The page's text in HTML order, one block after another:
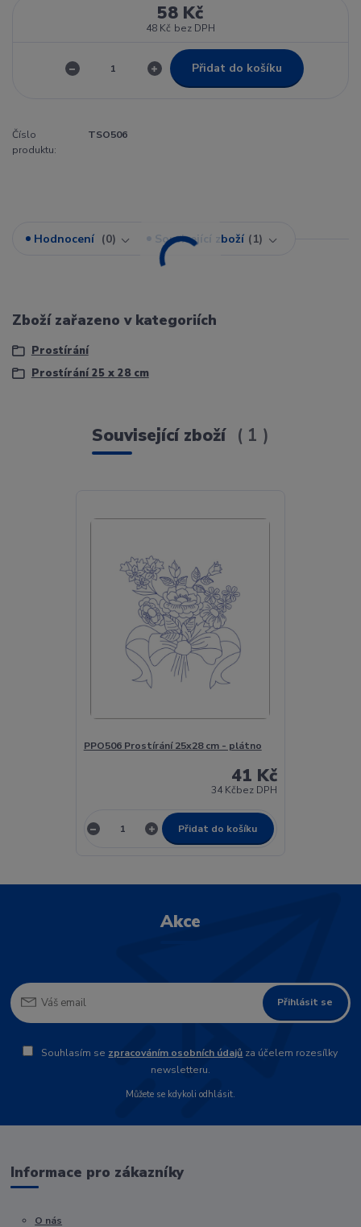
58 Kč
48 Kč bez DPH
Přidat do košíku
Číslo
produktu:
TSO506
Hodnocení 0 Související zboží 1
Zboží zařazeno v kategoriích
Prostírání
Prostírání 25 x 28 cm
Související zboží 1
PPO506 Prostírání 25x28 cm - plátno
41 Kč
34 Kčbez DPH
Přidat do košíku
Akce
Přihlásit se
Souhlasím se zpracováním osobních údajů za účelem rozesílky
newsletteru.
Můžete se kdykoli odhlásit.
Informace pro zákazníky
O nás